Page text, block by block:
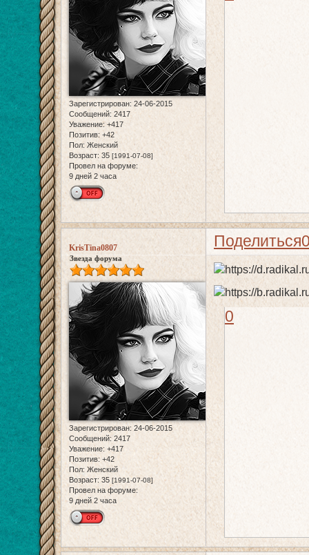
Зарегистрирован: 24-06-2015
Сообщений: 2417
Уважение: +417
Позитив: +42
Пол: Женский
Возраст: 35 [1991-07-08]
Провел на форуме:
9 дней 2 часа
Поделиться
KrisTina0807
Звезда форума
Зарегистрирован: 24-06-2015
Сообщений: 2417
Уважение: +417
Позитив: +42
Пол: Женский
Возраст: 35 [1991-07-08]
Провел на форуме:
9 дней 2 часа
0